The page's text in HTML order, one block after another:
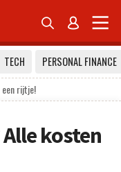
 
TECH
PERSONAL FINANCE
een rijtje!
kosten